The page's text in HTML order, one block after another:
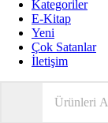
Kategoriler
E-Kitap
Yeni
Çok Satanlar
İletişim